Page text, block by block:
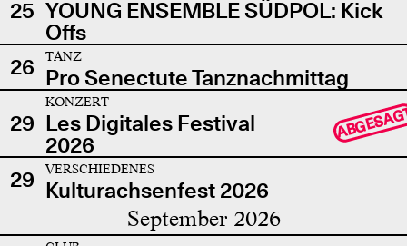
25 YOUNG ENSEMBLE SÜDPOL: Kick
Offs
26
TANZ
Pro Senectute Tanznachmittag
29
KONZERT
Les Digitales Festival
2026
29 VERSCHIEDENES
Kulturachsenfest 2026
September 2026